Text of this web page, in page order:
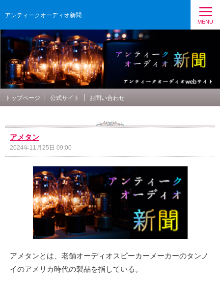
アンティークオーディオ新聞
MENU
トップページ 公式サイト お問い合わせ
アメタン
2024年11月25日 09:00
アメタンとは、老舗オーディオスピーカーメーカーのタンノ
イのアメリカ時代の製品を指している。